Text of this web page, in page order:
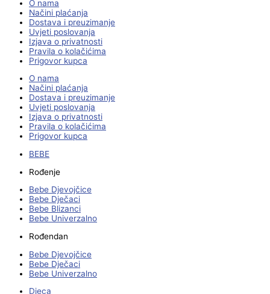
O nama
Načini plaćanja
Dostava i preuzimanje
Uvjeti poslovanja
Izjava o privatnosti
Pravila o kolačićima
Prigovor kupca
O nama
Načini plaćanja
Dostava i preuzimanje
Uvjeti poslovanja
Izjava o privatnosti
Pravila o kolačićima
Prigovor kupca
BEBE
Rođenje
Bebe Djevojčice
Bebe Dječaci
Bebe Blizanci
Bebe Univerzalno
Rođendan
Bebe Djevojčice
Bebe Dječaci
Bebe Univerzalno
Djeca